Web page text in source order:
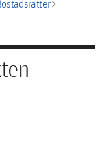
chevron_right